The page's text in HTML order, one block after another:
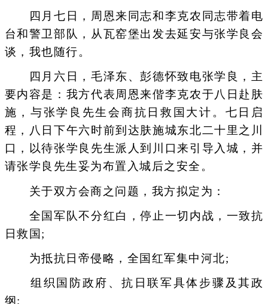
四月七日，周恩来同志和李克农同志带着电
台和警卫部队，从瓦窑堡出发去延安与张学良会
谈，我也随行。
四月六日，毛泽东、彭德怀致电张学良，主
要内容是：我方代表周恩来偕李克农于八日赴肤
施，与张学良先生会商抗日救国大计。七日启
程，八日下午六时前到达肤施城东北二十里之川
口，以待张学良先生派人到川口来引导入城，并
请张学良先生妥为布置入城后之安全。
关于双方会商之问题，我方拟定为：
全国军队不分红白，停止一切内战，一致抗
日救国;
为抵抗日帝侵略，全国红军集中河北;
组织国防政府、抗日联军具体步骤及其政
纲;